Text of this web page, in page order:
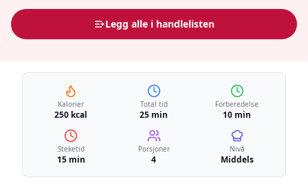
Legg alle i handlelisten
Kalorier
250 kcal
Total tid
25 min
Forberedelse
10 min
Steketid
15 min
Porsjoner
4
Nivå
Middels